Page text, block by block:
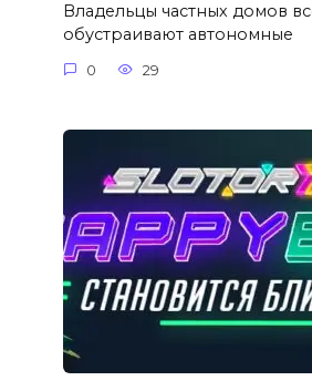
Владельцы частных домов
обустраивают автономные
0 29